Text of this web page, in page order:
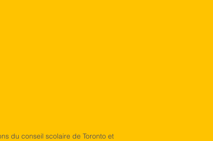
du conseil scolaire de Toronto et